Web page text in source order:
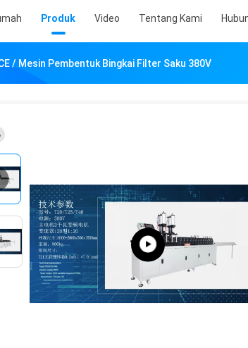
Produk Video Tentang Kami
/ Mesin Pembentuk Bingkai Filter Saku 380V